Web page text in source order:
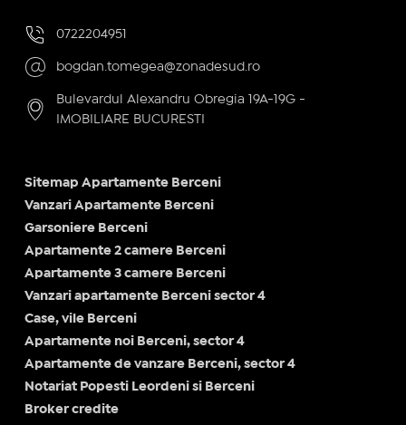
0722204951
bogdan.tomegea@zonadesud.ro
Bulevardul Alexandru Obregia 19A-19G -
IMOBILIARE BUCURESTI
Sitemap Apartamente Berceni
Vanzari Apartamente Berceni
Garsoniere Berceni
Apartamente 2 camere Berceni
Apartamente 3 camere Berceni
Vanzari apartamente Berceni sector 4
Case, vile Berceni
Apartamente noi Berceni, sector 4
Apartamente de vanzare Berceni, sector 4
Notariat Popesti Leordeni si Berceni
Broker credite